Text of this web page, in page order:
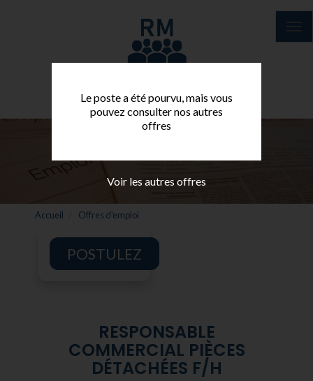
Accueil Offres d'emploi
Le poste a été pourvu, mais vous
pouvez consulter nos autres
offres
Voir les autres offres
POSTULEZ
RESPONSABLE
COMMERCIAL PIÈCES
DÉTACHÉES F/H